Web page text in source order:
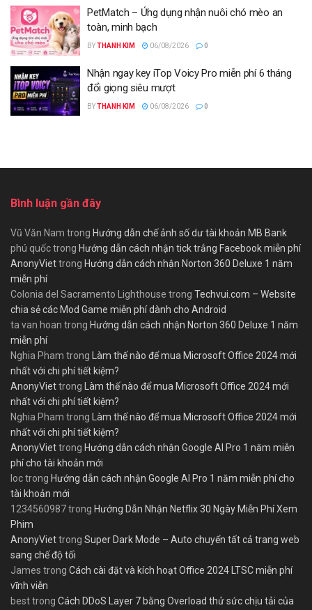
PetMatch – Ứng dụng nhận nuôi chó mèo an
toàn, minh bạch
BYTHANH KIM 06/08/2026 0
Nhận ngay key iTop Voicy Pro miễn phí 6 tháng
đổi giọng siêu mượt
BYTHANH KIM 06/08/2026 0
Bình luận gần đây
Vũ Văn Nam trong Hướng dẫn chế ảnh số dư tài khoản MB Bank
phú quốctrong Hướng dẫn cách nhận tick trắng Facebook miễn phí
AnonyViettrong Hướng dẫn cách nhận Norton 360 Deluxe 1 năm
miễn phí
Colonia del Sacramento Lighthouse trong Techvui.com – Website
chia sẻ các Mod Game miễn phí dành cho Android
ta van hoan trong Hướng dẫn cách nhận Norton 360 Deluxe 1 năm
miễn phí
Nghia Pham trong Làm thế nào để mua Microsoft Office 2024 mới
nhất với chi phí tiết kiệm?
AnonyViettrong Làm thế nào để mua Microsoft Office 2024 mới
nhất với chi phí tiết kiệm?
Nghia Pham trong Làm thế nào để mua Microsoft Office 2024 mới
nhất với chi phí tiết kiệm?
AnonyViettrong Hướng dẫn cách nhận Google AI Pro 1 năm miễn
phí cho tài khoản mới
loctrong Hướng dẫn cách nhận Google AI Pro 1 năm miễn phí cho
tài khoản mới
1234560987trong Hướng Dẫn Nhận Netflix 30 Ngày Miễn Phí Xem
Phim
AnonyViettrong Super Dark Mode – Auto chuyển tất cả trang web
sang chế độ tối
James trong Cách cài đặt và kích hoạt Office 2024 LTSC miễn phí
vĩnh viễn
besttrong Cách DDoS Layer 7 bằng Overload thử sức chịu tải của